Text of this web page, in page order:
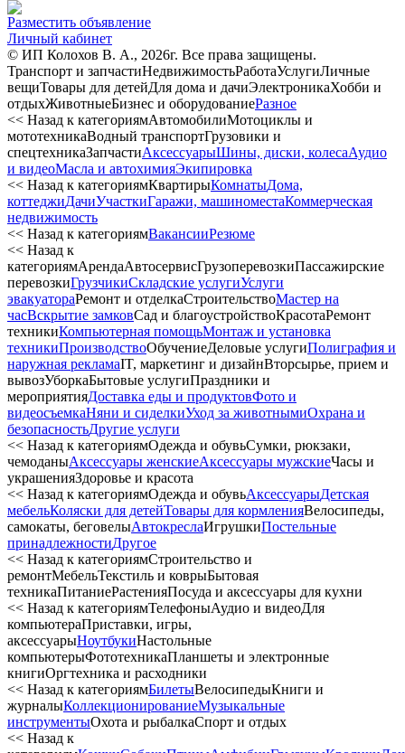
Разместить объявление
Личный кабинет
© ИП Колохов В. А., 2026г. Все права защищены.
Транспорт и запчастиНедвижимостьРаботаУслугиЛичные
вещиТовары для детейДля дома и дачиЭлектроникаХобби и
отдыхЖивотныеБизнес и оборудованиеРазное
<< Назад к категориямАвтомобилиМотоциклы и
мототехникаВодный транспортГрузовики и
спецтехникаЗапчастиАксессуарыШины, диски, колесаАудио
и видеоМасла и автохимияЭкипировка
<< Назад к категориямКвартирыКомнатыДома,
коттеджиДачиУчасткиГаражи, машиноместаКоммерческая
недвижимость
<< Назад к категориямВакансииРезюме
<< Назад к
категориямАрендаАвтосервиcГрузоперевозкиПассажирские
перевозкиГрузчикиСкладские услугиУслуги
эвакуатораРемонт и отделкаСтроительствоМастер на
часВскрытие замковСад и благоустройствоКрасотаРемонт
техникиКомпьютерная помощьМонтаж и установка
техникиПроизводствоОбучениеДеловые услугиПолиграфия и
наружная рекламаIT, маркетинг и дизайнВторсырье, прием и
вывозУборкаБытовые услугиПраздники и
мероприятияДоставка еды и продуктовФото и
видеосъемкаНяни и сиделкиУход за животнымиОхрана и
безопасностьДругие услуги
<< Назад к категориямОдежда и обувьСумки, рюкзаки,
чемоданыАксессуары женскиеАксессуары мужскиеЧасы и
украшенияЗдоровье и красота
<< Назад к категориямОдежда и обувьАксессуарыДетская
мебельКоляски для детейТовары для кормленияВелосипеды,
самокаты, беговелыАвтокреслаИгрушкиПостельные
принадлежностиДругое
<< Назад к категориямСтроительство и
ремонтМебельТекстиль и коврыБытовая
техникаПитаниеРастенияПосуда и аксессуары для кухни
<< Назад к категориямТелефоныАудио и видеоДля
компьютераПриставки, игры,
аксессуарыНоутбукиНастольные
компьютерыФототехникаПланшеты и электронные
книгиОргтехника и расходники
<< Назад к категориямБилетыВелосипедыКниги и
журналыКоллекционированиеМузыкальные
инструментыОхота и рыбалкаСпорт и отдых
<< Назад к